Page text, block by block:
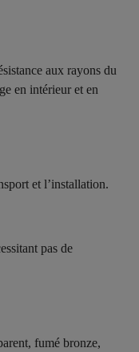
aux rayons du
en intérieur et en
et l’installation.
pas de
fumé bronze,